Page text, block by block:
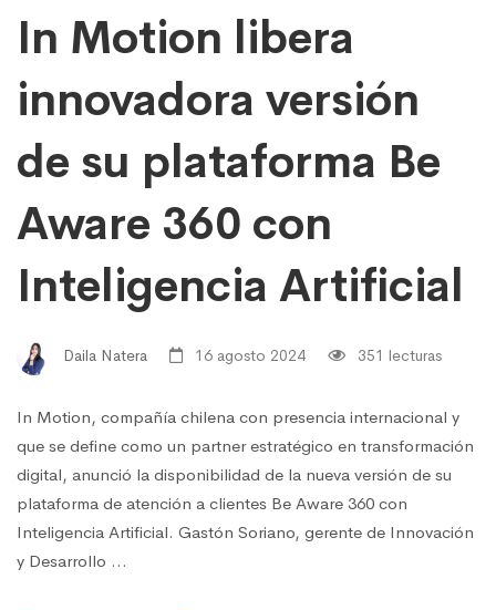
In Motion libera
innovadora versión
de su plataforma Be
Aware 360 con
Inteligencia Artificial
Daila Natera 16 agosto 2024 351 lecturas
In Motion, compañía chilena con presencia internacional y
que se define como un partner estratégico en transformación
digital, anunció la disponibilidad de la nueva versión de su
plataforma de atención a clientes Be Aware 360 con
Inteligencia Artificial. Gastón Soriano, gerente de Innovación
y Desarrollo …